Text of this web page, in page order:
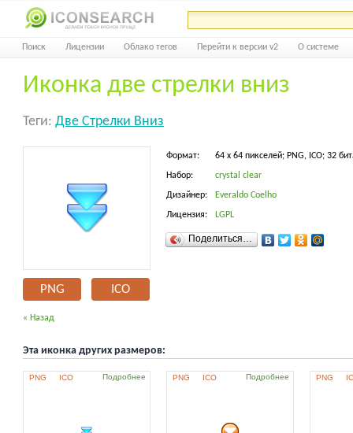
Поиск Лицензии Облако тегов Перейти к версии v2 О системе
Иконка две стрелки вниз
Теги: Две Стрелки Вниз
PNG ICO
Формат: 64 x 64 пикселей; PNG, ICO; 32
Набор: crystal clear
Дизайнер: Everaldo Coelho
Лицензия: LGPL
Поделиться…
« Назад
Эта иконка других размеров:
PNG ICO Подробнее PNG ICO Подробнее PNG